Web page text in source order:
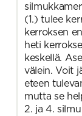
(1.) tulee
kerroksen
heti
keskellä.
välein. Voit
eteen
mutta se
2. ja 4.